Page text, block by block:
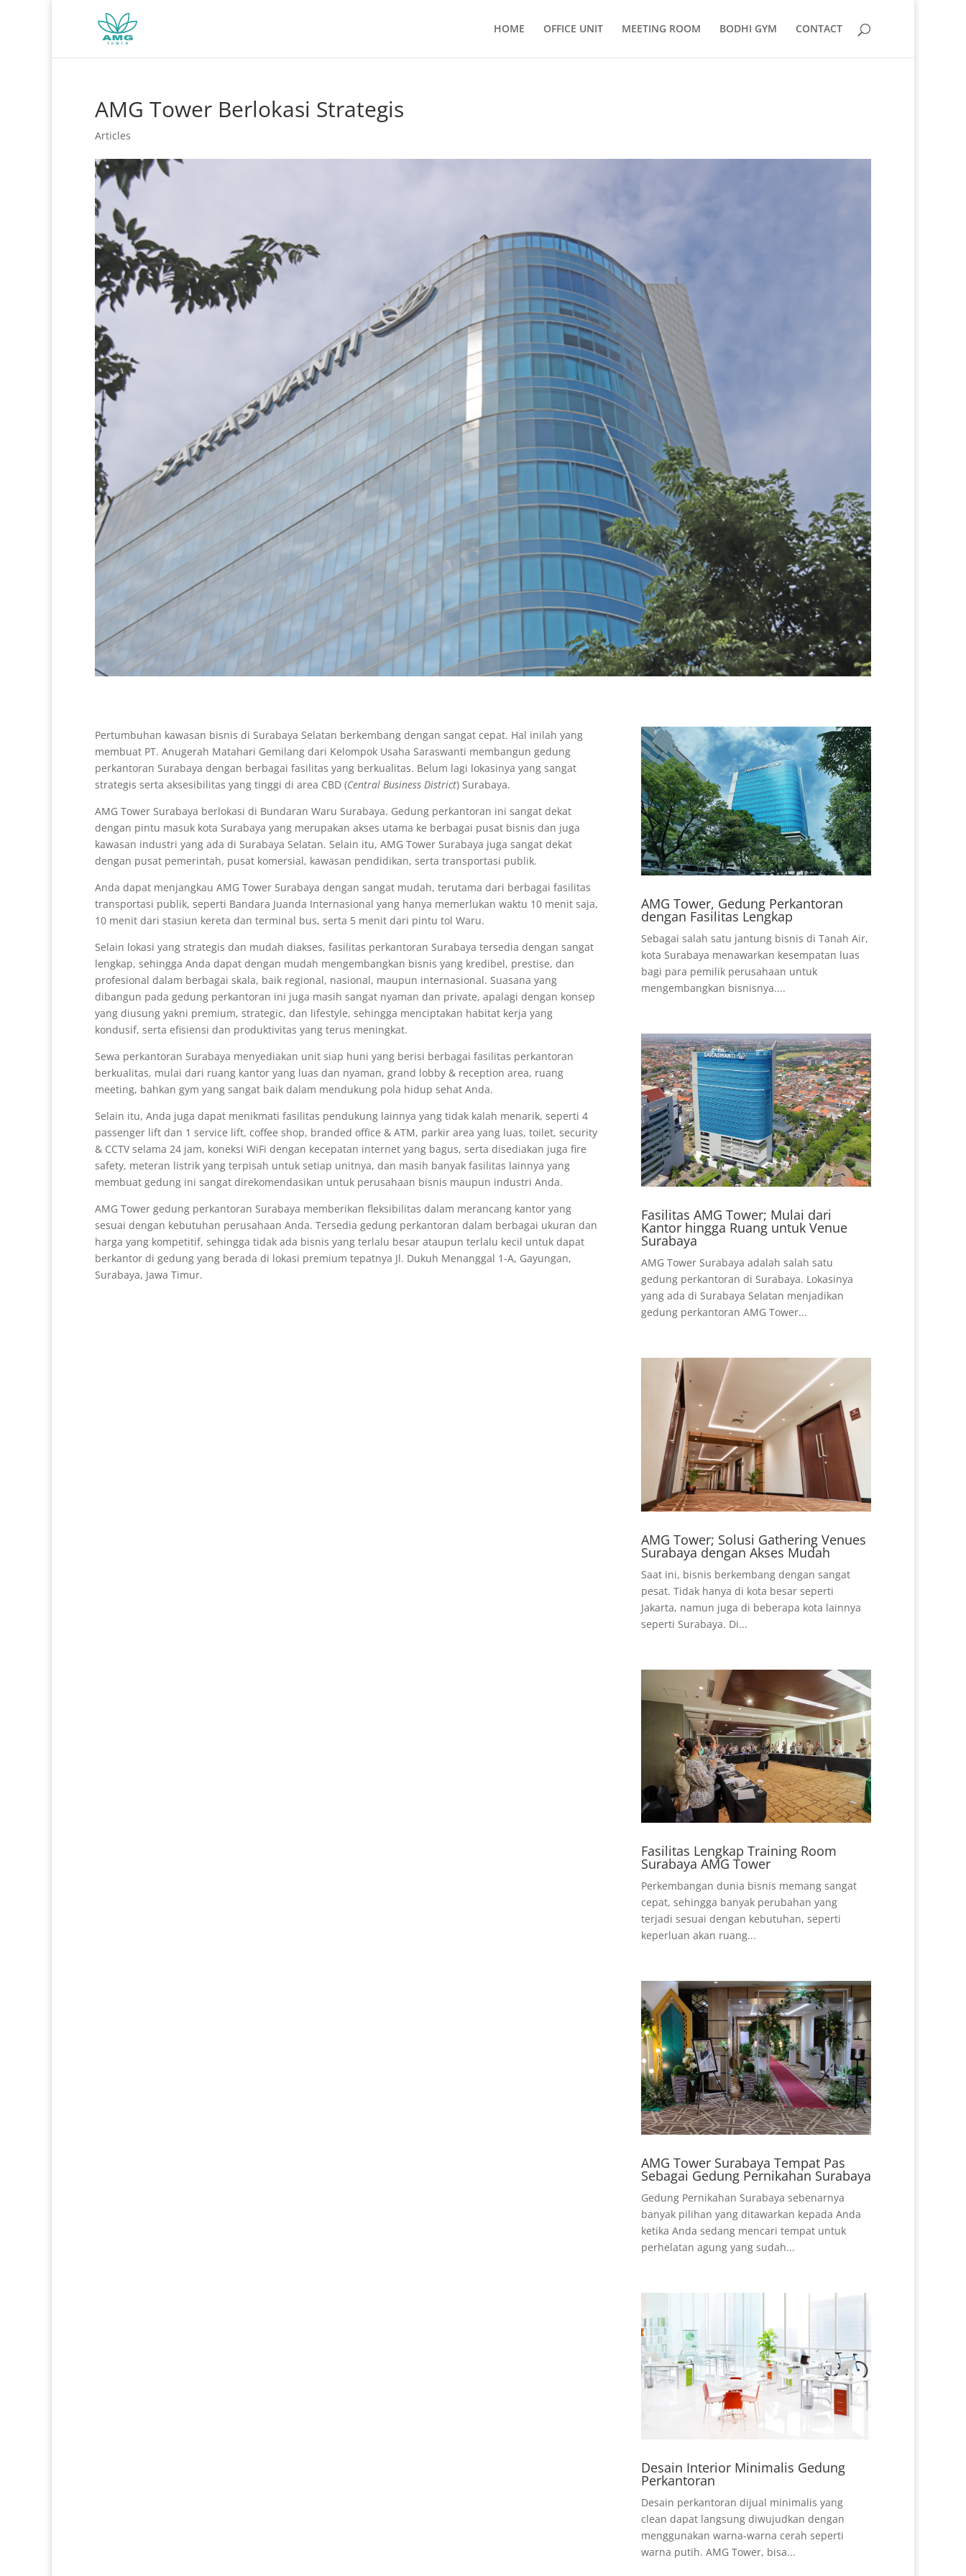
HOME OFFICE UNIT MEETING ROOM BODHI GYM CONTACT
AMG Tower Berlokasi Strategis
Articles
Pertumbuhan kawasan bisnis di Surabaya Selatan berkembang dengan sangat cepat. Hal inilah yang
membuat PT. Anugerah Matahari Gemilang dari Kelompok Usaha Saraswanti membangun gedung
perkantoran Surabaya dengan berbagai fasilitas yang berkualitas. Belum lagi lokasinya yang sangat
strategis serta aksesibilitas yang tinggi di area CBD (Central Business District) Surabaya.
AMG Tower Surabaya berlokasi di Bundaran Waru Surabaya. Gedung perkantoran ini sangat dekat
dengan pintu masuk kota Surabaya yang merupakan akses utama ke berbagai pusat bisnis dan juga
kawasan industri yang ada di Surabaya Selatan. Selain itu, AMG Tower Surabaya juga sangat dekat
dengan pusat pemerintah, pusat komersial, kawasan pendidikan, serta transportasi publik.
Anda dapat menjangkau AMG Tower Surabaya dengan sangat mudah, terutama dari berbagai fasilitas
transportasi publik, seperti Bandara Juanda Internasional yang hanya memerlukan waktu 10 menit saja,
10 menit dari stasiun kereta dan terminal bus, serta 5 menit dari pintu tol Waru.
Selain lokasi yang strategis dan mudah diakses, fasilitas perkantoran Surabaya tersedia dengan sangat
lengkap, sehingga Anda dapat dengan mudah mengembangkan bisnis yang kredibel, prestise, dan
profesional dalam berbagai skala, baik regional, nasional, maupun internasional. Suasana yang
dibangun pada gedung perkantoran ini juga masih sangat nyaman dan private, apalagi dengan konsep
yang diusung yakni premium, strategic, dan lifestyle, sehingga menciptakan habitat kerja yang
kondusif, serta efisiensi dan produktivitas yang terus meningkat.
Sewa perkantoran Surabaya menyediakan unit siap huni yang berisi berbagai fasilitas perkantoran
berkualitas, mulai dari ruang kantor yang luas dan nyaman, grand lobby & reception area, ruang
meeting, bahkan gym yang sangat baik dalam mendukung pola hidup sehat Anda.
Selain itu, Anda juga dapat menikmati fasilitas pendukung lainnya yang tidak kalah menarik, seperti 4
passenger lift dan 1 service lift, coffee shop, branded office & ATM, parkir area yang luas, toilet, security
& CCTV selama 24 jam, koneksi WiFi dengan kecepatan internet yang bagus, serta disediakan juga fire
safety, meteran listrik yang terpisah untuk setiap unitnya, dan masih banyak fasilitas lainnya yang
membuat gedung ini sangat direkomendasikan untuk perusahaan bisnis maupun industri Anda.
AMG Tower gedung perkantoran Surabaya memberikan fleksibilitas dalam merancang kantor yang
sesuai dengan kebutuhan perusahaan Anda. Tersedia gedung perkantoran dalam berbagai ukuran dan
harga yang kompetitif, sehingga tidak ada bisnis yang terlalu besar ataupun terlalu kecil untuk dapat
berkantor di gedung yang berada di lokasi premium tepatnya Jl. Dukuh Menanggal 1-A, Gayungan,
Surabaya, Jawa Timur.
AMG Tower, Gedung Perkantoran
dengan Fasilitas Lengkap
Sebagai salah satu jantung bisnis di Tanah Air,
kota Surabaya menawarkan kesempatan luas
bagi para pemilik perusahaan untuk
mengembangkan bisnisnya....
Fasilitas AMG Tower; Mulai dari
Kantor hingga Ruang untuk Venue
Surabaya
AMG Tower Surabaya adalah salah satu
gedung perkantoran di Surabaya. Lokasinya
yang ada di Surabaya Selatan menjadikan
gedung perkantoran AMG Tower...
AMG Tower; Solusi Gathering Venues
Surabaya dengan Akses Mudah
Saat ini, bisnis berkembang dengan sangat
pesat. Tidak hanya di kota besar seperti
Jakarta, namun juga di beberapa kota lainnya
seperti Surabaya. Di...
Fasilitas Lengkap Training Room
Surabaya AMG Tower
Perkembangan dunia bisnis memang sangat
cepat, sehingga banyak perubahan yang
terjadi sesuai dengan kebutuhan, seperti
keperluan akan ruang...
AMG Tower Surabaya Tempat Pas
Sebagai Gedung Pernikahan Surabaya
Gedung Pernikahan Surabaya sebenarnya
banyak pilihan yang ditawarkan kepada Anda
ketika Anda sedang mencari tempat untuk
perhelatan agung yang sudah...
Desain Interior Minimalis Gedung
Perkantoran
Desain perkantoran dijual minimalis yang
clean dapat langsung diwujudkan dengan
menggunakan warna-warna cerah seperti
warna putih. AMG Tower, bisa...